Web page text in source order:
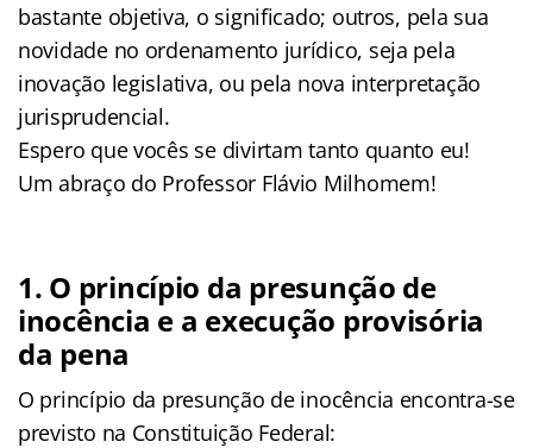
bastante objetiva, o significado; outros, pela sua
novidade no ordenamento jurídico, seja pela
inovação legislativa, ou pela nova interpretação
jurisprudencial.
Espero que vocês se divirtam tanto quanto eu!
Um abraço do Professor Flávio Milhomem!
1. O princípio da presunção de
inocência e a execução provisória
da pena
O princípio da presunção de inocência encontra-se
previsto na Constituição Federal: